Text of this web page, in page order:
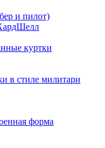
и пилот)
куртки
в стиле милитари
форма